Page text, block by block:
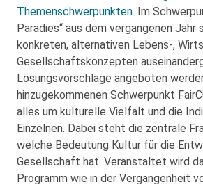
Themenschwerpunkten. Im
Paradies“ aus dem vergangenen Jahr
konkreten, alternativen Lebens-,
Gesellschaftskonzepten
Lösungsvorschläge angeboten
hinzugekommenen Schwerpunkt
alles um kulturelle Vielfalt und die
Einzelnen. Dabei steht die zentrale
welche Bedeutung Kultur für die
Gesellschaft hat. Veranstaltet wird
Programm wie in der Vergangenheit